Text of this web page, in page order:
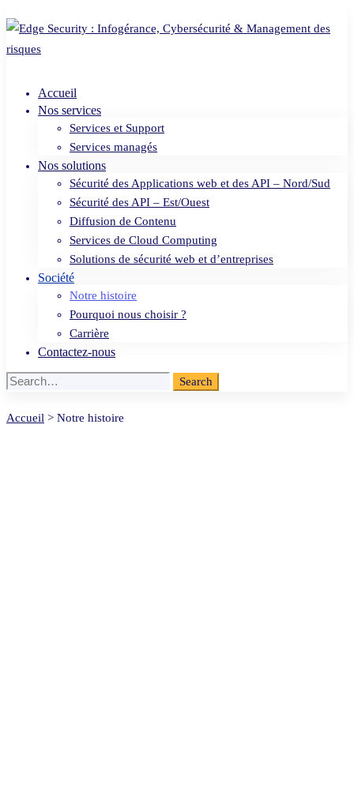
Accueil
Nos services
Services et Support
Services managés
Nos solutions
Sécurité des Applications web et des API – Nord/Sud
Sécurité des API – Est/Ouest
Diffusion de Contenu
Services de Cloud Computing
Solutions de sécurité web et d’entreprises
Société
Notre histoire
Pourquoi nous choisir ?
Carrière
Contactez-nous
Search
Search
Notre
Accueil > Notre histoire